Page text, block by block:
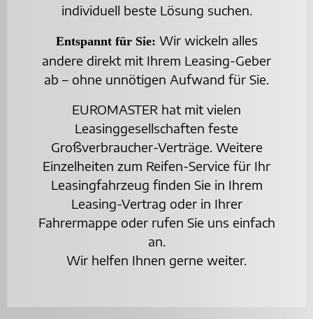
individuell beste Lösung suchen.
Entspannt für Sie: Wir wickeln alles
andere direkt mit Ihrem Leasing-Geber
ab – ohne unnötigen Aufwand für Sie.
EUROMASTER hat mit vielen
Leasinggesellschaften feste
Großverbraucher-Verträge. Weitere
Einzelheiten zum Reifen-Service für Ihr
Leasingfahrzeug finden Sie in Ihrem
Leasing-Vertrag oder in Ihrer
Fahrermappe oder rufen Sie uns einfach
an.
Wir helfen Ihnen gerne weiter.